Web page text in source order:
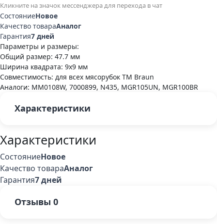
Кликните на значок мессенджера для перехода в чат
СостояниеНовое
Качество товараАналог
Гарантия7 дней
Параметры и размеры:
Общий размер: 47.7 мм
Ширина квадрата: 9х9 мм
Совместимость: для всех мясорубок ТМ Braun
Аналоги: MM0108W, 7000899, N435, MGR105UN, MGR100BR
Характеристики
Характеристики
СостояниеНовое
Качество товараАналог
Гарантия7 дней
Отзывы 0